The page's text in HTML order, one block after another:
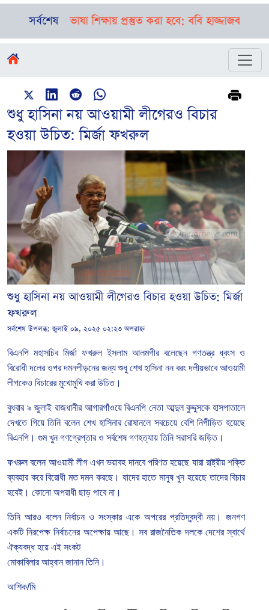
সর্বশেষ
ও ভাষা শিক্ষায় প্রস্তুত করা হবে: ববি হাজ্জাজবগুড়া-সিলেটে
শুধু হাসিনা নয় আওয়ামী লীগেরও বিচার
হওয়া উচিত: মির্জা ফখরুল
শুধু হাসিনা নয় আওয়ামী লীগেরও বিচার হওয়া উচিত: মির্জা
ফখরুল
সর্বশেষ উপলব্ধ:জুলাই ০৯, ২০২৫ ০২:২৩ অপরাহ্ন
বিএনপি মহাসচিব মির্জা ফখরুল ইসলাম আলমগীর বলেছেন গণতন্ত্র ধ্বংস ও
বিরোধী দলের ওপর দমনপীড়নের জন্য শুধু শেখ হাসিনা নন বরং দলীয়ভাবে আওয়ামী
লীগকেও বিচারের মুখোমুখি করা উচিত।
বুধবার ৯ জুলাই রাজধানীর আগারগাঁওয়ে বিএনপি নেতা আব্দুল কুদ্দুসকে হাসপাতালে
দেখতে গিয়ে তিনি বলেন শেখ হাসিনার রোষানলে সবচেয়ে বেশি নিপীড়িত হয়েছে
বিএনপি। গুম খুন গণগ্রেপ্তার ও সর্বশেষ গণহত্যায় তিনি সরাসরি জড়িত।
ফখরুল বলেন আওয়ামী লীগ এখন ভয়াবহ দানবে পরিণত হয়েছে যারা রাষ্ট্রীয় শক্তি
ব্যবহার করে বিরোধী মত দমন করছে। যাদের হাতে মানুষ খুন হয়েছে তাদের বিচার
হবেই। কোনো অপরাধী ছাড় পাবে না।
তিনি আরও বলেন নির্বাচন ও সংস্কার একে অপরের প্রতিদ্বন্দ্বী নয়।
জনগণ
একটি নিরপেক্ষ নির্বাচনের অপেক্ষায় আছে। সব রাজনৈতিক দলকে দেশের স্বার্থে
ঐক্যবদ্ধ হয়ে এই সংকট
মোকাবিলার আহ্বান জানান তিনি।
আশিক/মি